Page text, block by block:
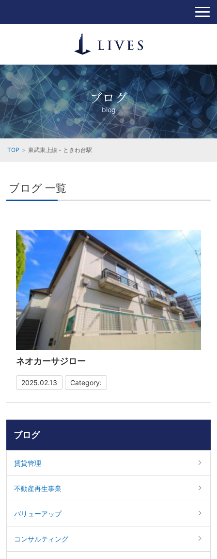
ブログ
blog
TOP 東武東上線 - ときわ台駅
ブログ 一覧
ネオカーサジロー
2025.02.13 Category:
ブログ
賃貸管理
不動産再生事業
バリューアップ
コンサルティング